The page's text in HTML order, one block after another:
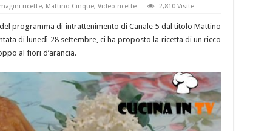
ricette, Mattino Cinque, Video ricette 2,810 Visite
programma di intrattenimento di Canale 5 dal titolo Mattino
di lunedì 28 settembre, ci ha proposto la ricetta di un ricco
al fiori d’arancia.